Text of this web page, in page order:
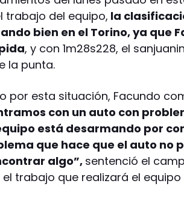
trabajo del equipo, la
bien en el Torino, ya que
, y con 1m28s228, el
la punta.
por esta situación, Facundo
con un auto con
está desarmando por
que hace que el auto no
algo”, sentenció el
trabajo que realizará el